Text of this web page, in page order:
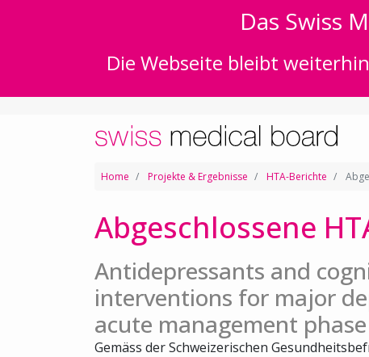
Das Swiss
Die Webseite bleibt
Home Projekte & Ergebnisse HTA-Berichte
Abgeschlossene
Antidepressants and
interventions for major
acute management phase
Gemäss der Schweizerischen